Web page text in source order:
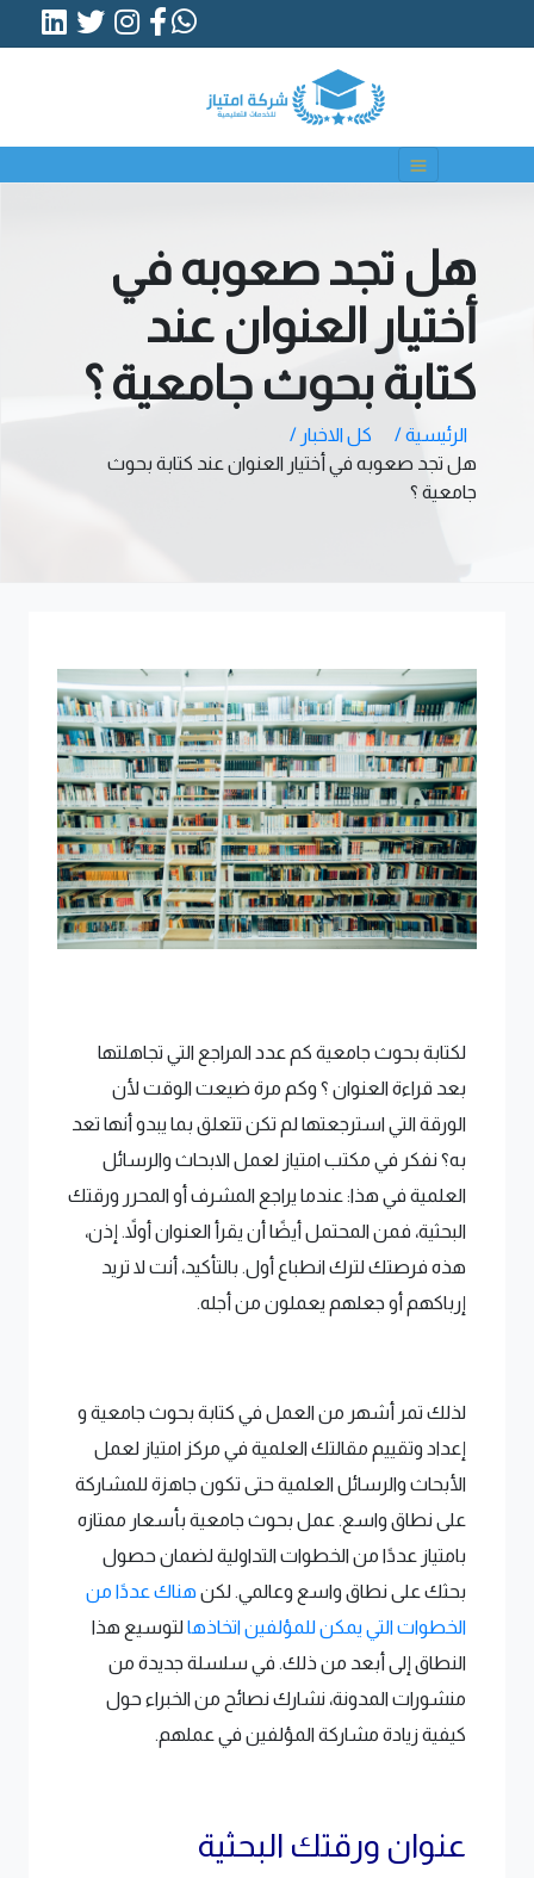
هل تجد صعوبه في
أختيار العنوان عند
كتابة بحوث جامعية ؟
الرئيسية /
كل الاخبار /
هل تجد صعوبه في أختيار العنوان عند كتابة بحوث
جامعية ؟
لكتابة بحوث جامعية كم عدد المراجع التي تجاهلتها
بعد قراءة العنوان ؟ وكم مرة ضيعت الوقت لأن
الورقة التي استرجعتها لم تكن تتعلق بما يبدو أنها تعد
به؟ نفكر في مكتب امتياز لعمل الابحاث والرسائل
العلمية في هذا: عندما يراجع المشرف أو المحرر ورقتك
البحثية، فمن المحتمل أيضًا أن يقرأ العنوان أولاً. إذن،
هذه فرصتك لترك انطباع أول. بالتأكيد، أنت لا تريد
إرباكهم أو جعلهم يعملون من أجله.
لذلك تمر أشهر من العمل في كتابة بحوث جامعية و
إعداد وتقييم مقالتك العلمية في مركز امتياز لعمل
الأبحاث والرسائل العلمية حتى تكون جاهزة للمشاركة
على نطاق واسع. عمل بحوث جامعية بأسعار ممتازه
بامتياز عددًا من الخطوات التداولية لضمان حصول
بحثك على نطاق واسع وعالمي. لكن هناك عددًا من
الخطوات التي يمكن للمؤلفين اتخاذها لتوسيع هذا
النطاق إلى أبعد من ذلك. في سلسلة جديدة من
منشورات المدونة، نشارك نصائح من الخبراء حول
كيفية زيادة مشاركة المؤلفين في عملهم.
عنوان ورقتك البحثية